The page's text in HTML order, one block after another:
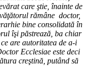
care ştie, înainte de
rămâne doctor,
bine consolidată în
îşi păstrează, ba chiar
are autoritatea de a-i
Ecclesiae este deci
creştină, putând să